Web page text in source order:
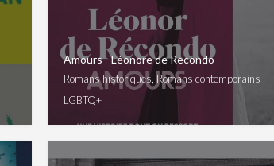
Amours - Léonore de Recondo
Romans historiques, Romans contemporains
LGBTQ+